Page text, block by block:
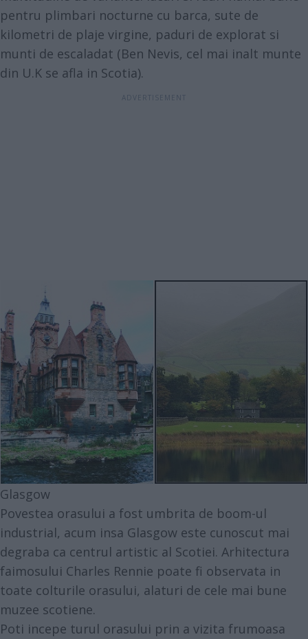
pentru plimbari nocturne cu barca, sute de
kilometri de plaje virgine, paduri de explorat si
munti de escaladat (Ben Nevis, cel mai inalt munte
din U.K se afla in Scotia).
Glasgow
Povestea orasului a fost umbrita de boom-ul
industrial, acum insa Glasgow este cunoscut mai
degraba ca centrul artistic al Scotiei. Arhitectura
faimosului Charles Rennie poate fi observata in
toate colturile orasului, alaturi de cele mai bune
muzee scotiene.
Poti incepe turul orasului prin a vizita frumoasa